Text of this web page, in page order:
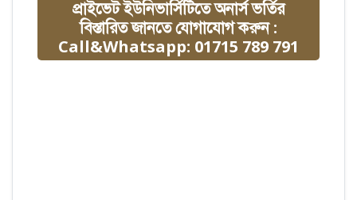
প্রাইভেট ইউনিভার্সিটিতে অনার্স ভর্তির
বিস্তারিত জানতে যোগাযোগ করুন :
Call&Whatsapp: 01715 789 791